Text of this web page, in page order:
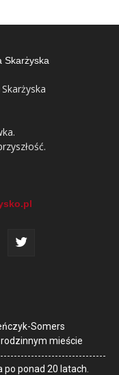
Somers
mieście
ponad 20 latach.